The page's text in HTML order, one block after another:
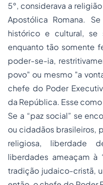
5°, considerava a
Apostólica Romana.
histórico e cultural,
enquanto tão somente
poder-se-ia,
povo" ou mesmo "a
chefe do Poder
da República. Esse
Se a “paz social” se
ou cidadãos brasileiros,
religiosa, liberdade
liberdades ameaçam à
tradição judaico-cristã,